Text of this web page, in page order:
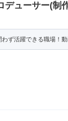
デューサー(制
ず活躍できる職場！